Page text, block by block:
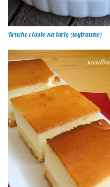
Kruche ciasto na tartę (wytrawne)